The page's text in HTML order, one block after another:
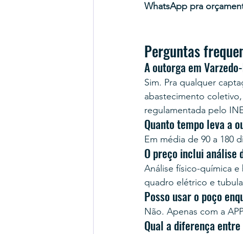
WhatsApp pra
Perguntas
A outorga em
Sim. Pra qualquer
abastecimento
regulamentada pelo
Quanto tempo leva a
Em média de 90 a 180
O preço inclui análise
Análise físico-química
quadro elétrico e
Posso usar o poço
Não. Apenas com a
Qual a diferença